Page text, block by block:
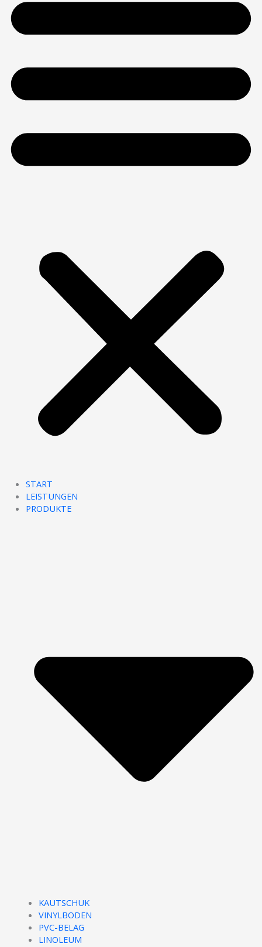
START
LEISTUNGEN
PRODUKTE
KAUTSCHUK
VINYLBODEN
PVC-BELAG
LINOLEUM